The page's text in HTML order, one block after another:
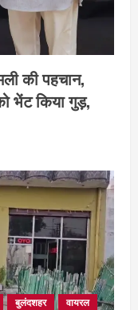
की पहचान,
भेंट किया गुड़,
बुलंदशहर
वायरल